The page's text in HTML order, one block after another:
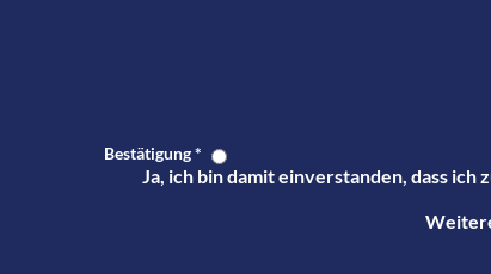
Bestätigung*
Ja, ich bin damit einverstanden, dass